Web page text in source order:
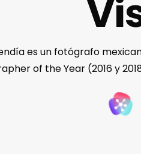
es un fotógrafo
of the Year (2016 y